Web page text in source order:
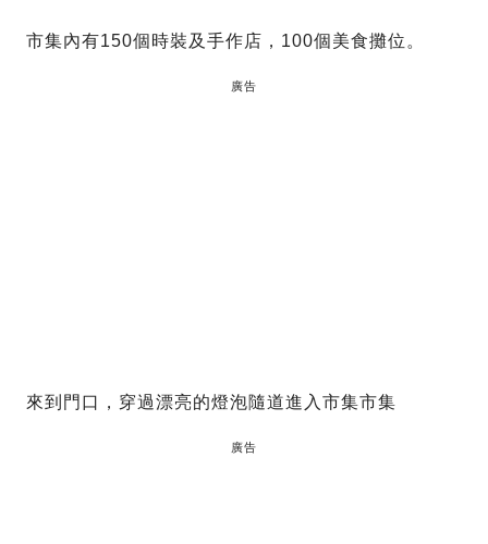
市集內有150個時裝及手作店，100個美食攤位。
廣告
來到門口，穿過漂亮的燈泡隨道進入市集市集
廣告